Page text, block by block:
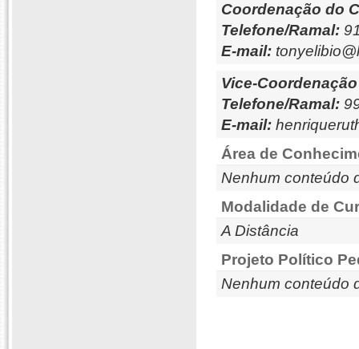
Coordenação do
Telefone/Ramal:
E-mail:
Vice-
Telefone/Ramal:
E-mail:
Área de
Nenhum conteúdo
Modalidade de
A Distância
Projeto Político
Nenhum conteúdo